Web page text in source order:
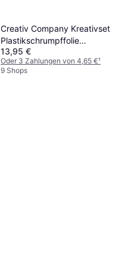
Creativ Company Kreativset
Plastikschrumpffolie
Schmuck Multi
13,95 €
Oder 3 Zahlungen von 4,65 €¹
9 Shops